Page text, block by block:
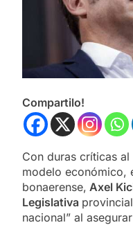
Compartilo!
Con duras críticas
modelo económico,
bonaerense, Axel
Legislativa
nacional” al